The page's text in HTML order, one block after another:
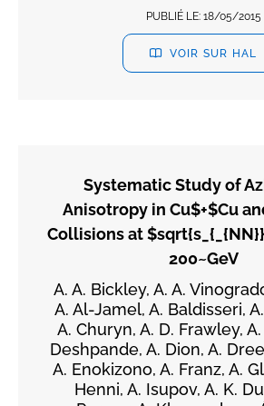
PUBLIÉ LE: 18/05/2015
VOIR SUR HAL
Systematic Study of
Anisotropy in Cu$+$Cu
Collisions at
200~GeV
A. A. Bickley, A. A.
A. Al-Jamel, A. Baldisseri,
A. Churyn, A. D. Frawley,
Deshpande, A. Dion, A.
A. Enokizono, A. Franz, A.
Henni, A. Isupov, A. K.